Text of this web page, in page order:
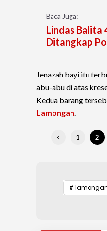
Baca Juga:
Lindas Balita
Ditangkap
Jenazah bayi itu
abu-abu di atas
Kedua barang
Lamongan.
< 1 2
# lamongan